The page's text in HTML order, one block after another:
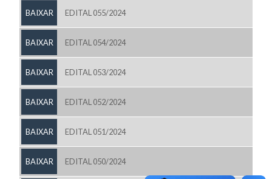
BAIXAR EDITAL 055/2024
BAIXAR EDITAL 054/2024
BAIXAR EDITAL 053/2024
BAIXAR EDITAL 052/2024
BAIXAR EDITAL 051/2024
BAIXAR EDITAL 050/2024